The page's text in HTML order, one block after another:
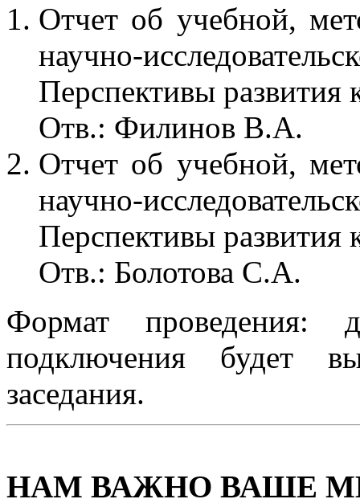
Отчет об учебной,
научно-
Перспективы развития
Отв.: Филинов В.А.
Отчет об учебной,
научно-
Перспективы развития
Отв.: Болотова С.А.
Формат проведения:
подключения будет
заседания.
НАМ ВАЖНО ВАШЕ